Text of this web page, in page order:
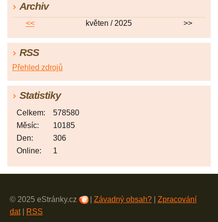
Archiv
<< květen / 2025 >>
RSS
Přehled zdrojů
Statistiky
Online: 1
Celkem:
578580
Měsíc:
10185
Den:
306
© 2025 eStránky.cz Závadný obsah?
Zpracování
dat| RSS